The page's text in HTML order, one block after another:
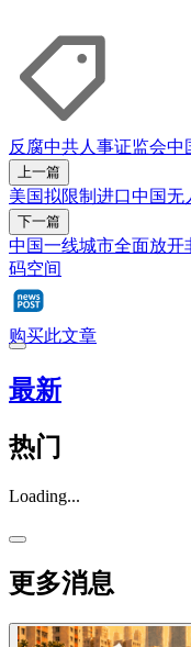
反腐中共人事证监会中
上一篇
美国拟限制进口中国无
下一篇
中国一线城市全面放开
码空间
购买此文章
最新
热门
Loading...
更多消息